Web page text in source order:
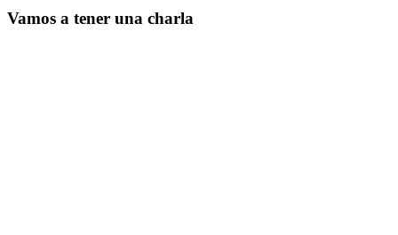
Vamos a tener una charla